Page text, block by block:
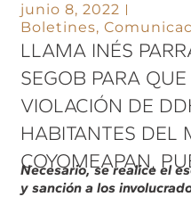
junio 8, 2022
Boletines,
LLAMA INÉS
SEGOB PARA
VIOLACIÓN DE
HABITANTES DEL
COYOMEAPAN,
Necesario, se realice el
y sanción a los